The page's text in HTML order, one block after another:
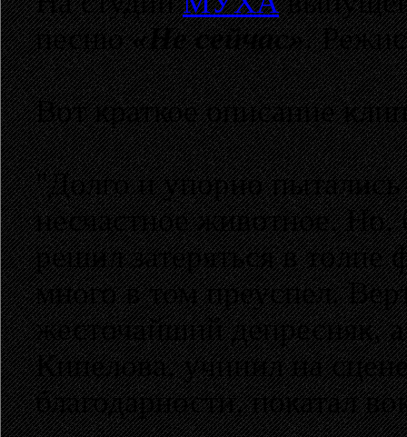
песню«Не сейчас».
Вот краткое описание
"Долго и упорно пытались
несчастное животное.
решил затеряться в
много в том преуспел.
жесточайший депресняк,
Кипелова, учинил на
благодарности, покатал